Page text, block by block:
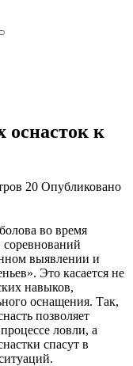
оснасток к
20 Опубликовано
во время
выявлении и
Это касается не
навыков,
оснащения. Так,
позволяет
ловли, а
спасут в